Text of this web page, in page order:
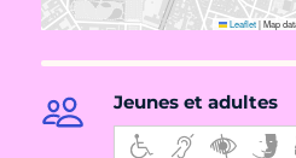
Leaflet|Map
Jeunes et adultes